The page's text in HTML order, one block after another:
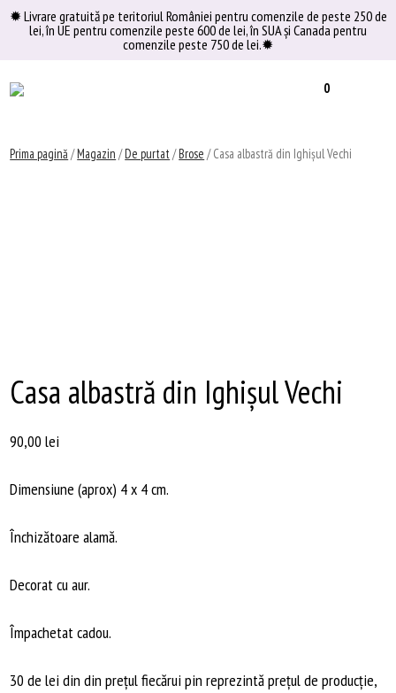
Skip✹ Livrare gratuită pe teritoriul României pentru comenzile de peste 250 de
lei, în UE pentru comenzile peste 600 de lei, în SUA şi Canada pentru
comenzile peste 750 de lei.✹
0
Prima pagină /Magazin /De purtat /Brose / Casa albastră din Ighişul Vechi
Casa albastră din Ighişul Vechi
90,00lei
Dimensiune (aprox) 4 x 4 cm.
Închizătoare alamă.
Decorat cu aur.
Împachetat cadou.
30 de lei din din preţul fiecărui pin reprezintă preţul de producţie,